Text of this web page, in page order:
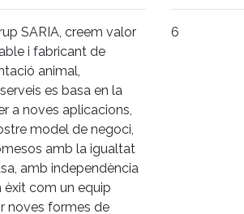
SARIA, creem valor
i fabricant de
animal,
es basa en la
a noves aplicacions,
model de negoci,
amb la igualtat
amb independència
èxit com un equip
noves formes de
6